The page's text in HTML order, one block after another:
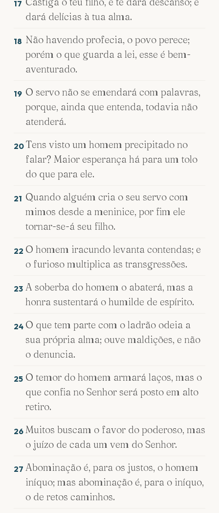
17
dará delícias à tua alma.
18 Não havendo profecia, o povo perece;
porém o que guarda a lei, esse é bem-
aventurado.
19 O servo não se emendará com palavras,
porque, ainda que entenda, todavia não
atenderá.
20 Tens visto um homem precipitado no
falar? Maior esperança há para um tolo
do que para ele.
21 Quando alguém cria o seu servo com
mimos desde a meninice, por fim ele
tornar-se-á seu filho.
22 O homem iracundo levanta contendas; e
o furioso multiplica as transgressões.
23 A soberba do homem o abaterá, mas a
honra sustentará o humilde de espírito.
24 O que tem parte com o ladrão odeia a
sua própria alma; ouve maldições, e não
o denuncia.
25 O temor do homem armará laços, mas o
que confia no Senhor será posto em alto
retiro.
26 Muitos buscam o favor do poderoso, mas
o juízo de cada um vem do Senhor.
27 Abominação é, para os justos, o homem
iníquo; mas abominação é, para o iníquo,
o de retos caminhos.